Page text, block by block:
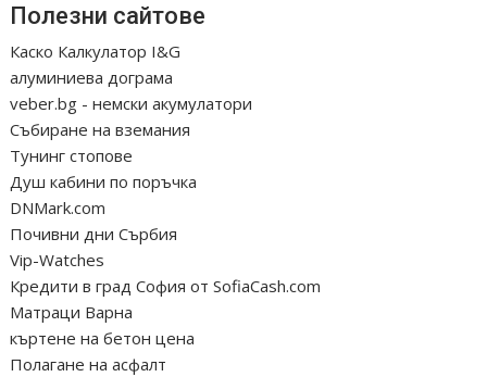
Полезни сайтове
Каско Калкулатор I&G
алуминиева дограма
veber.bg - немски акумулатори
Събиране на вземания
Тунинг стопове
Душ кабини по поръчка
DNMark.com
Почивни дни Сърбия
Vip-Watches
Кредити в град София от SofiaCash.com
Матраци Варна
къртене на бетон цена
Полагане на асфалт